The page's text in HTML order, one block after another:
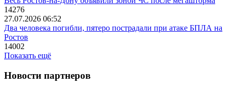
14276
27.07.2026 06:52
Два человека погибли, пятеро пострадали при атаке БПЛА на
Ростов
14002
Показать ещё
Новости партнеров